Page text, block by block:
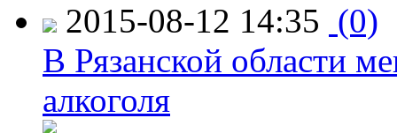
2015-08-12 14:35 (0)
В Рязанской области
алкоголя